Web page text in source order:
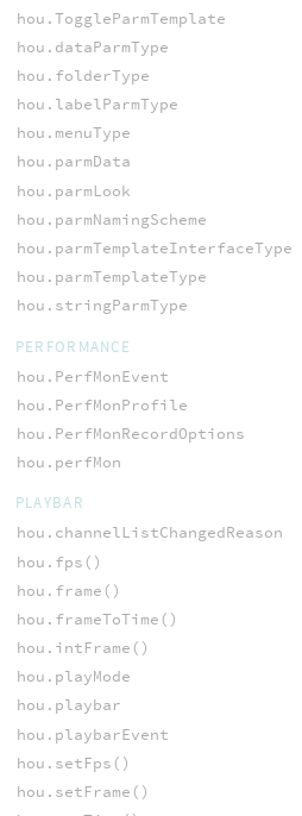
hou.ToggleParmTemplate
hou.dataParmType
hou.folderType
hou.labelParmType
hou.menuType
hou.parmData
hou.parmLook
hou.parmNamingScheme
hou.parmTemplateInterfaceType
hou.parmTemplateType
hou.stringParmType
PERFORMANCE
hou.PerfMonEvent
hou.PerfMonProfile
hou.PerfMonRecordOptions
hou.perfMon
PLAYBAR
hou.channelListChangedReason
hou.fps()
hou.frame()
hou.frameToTime()
hou.intFrame()
hou.playMode
hou.playbar
hou.playbarEvent
hou.setFps()
hou.setFrame()